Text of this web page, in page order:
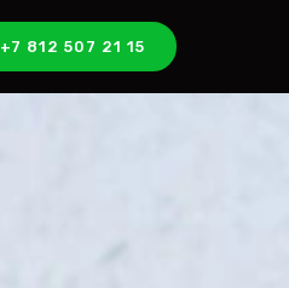
+7 812 507 21 15